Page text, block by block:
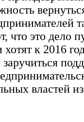
что это дело
к 2016
властей